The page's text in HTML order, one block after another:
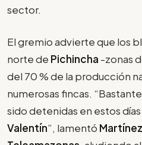
sector.
El gremio advierte que los
norte de Pichincha -zonas
del 70 % de la producción
numerosas fincas.
sido detenidas en estos
Valentín”, lamentó Martínez